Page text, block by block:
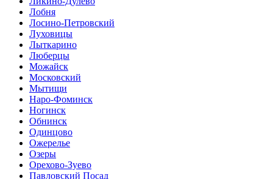
Лобня
Лосино-Петровский
Луховицы
Лыткарино
Люберцы
Можайск
Московский
Мытищи
Наро-Фоминск
Ногинск
Обнинск
Одинцово
Ожерелье
Озеры
Орехово-Зуево
Павловский Посад